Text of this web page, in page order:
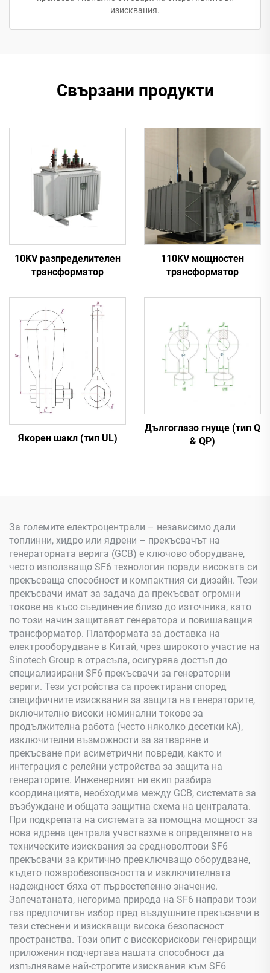
изисквания.
Свързани продукти
10KV разпределителен
трансформатор
110KV мощностен
трансформатор
Якорен шакл (тип UL)
Дългоглазо гнуще (тип Q
& QP)
За големите електроцентрали – независимо дали
топлинни, хидро или ядрени – прекъсвачът на
генераторната верига (GCB) е ключово оборудване,
често използващо SF6 технология поради високата си
прекъсваща способност и компактния си дизайн. Тези
прекъсвачи имат за задача да прекъсват огромни
токове на късо съединение близо до източника, като
по този начин защитават генератора и повишаващия
трансформатор. Платформата за доставка на
електрооборудване в Китай, чрез широкото участие на
Sinotech Group в отрасъла, осигурява достъп до
специализирани SF6 прекъсвачи за генераторни
вериги. Тези устройства са проектирани според
специфичните изисквания за защита на генераторите,
включително високи номинални токове за
продължителна работа (често няколко десетки kA),
изключителни възможности за затваряне и
прекъсване при асиметрични повреди, както и
интеграция с релейни устройства за защита на
генераторите. Инженерният ни екип разбира
координацията, необходима между GCB, системата за
възбуждане и общата защитна схема на централата.
При подкрепата на системата за помощна мощност за
нова ядрена централа участвахме в определянето на
техническите изисквания за средноволтови SF6
прекъсвачи за критично превключващо оборудване,
където пожаробезопасността и изключителната
надеждност бяха от първостепенно значение.
Запечатаната, негорима природа на SF6 направи този
газ предпочитан избор пред въздушните прекъсвачи в
тези стеснени и изискващи висока безопасност
пространства. Този опит с високорискови генериращи
приложения подчертава нашата способност да
изпълняваме най-строгите изисквания към SF6